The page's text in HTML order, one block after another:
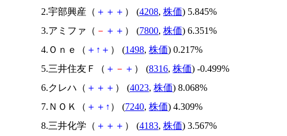
2.宇部興産（ ＋ ＋ ＋ ） (4208, 株価) 5.845%
3.アミファ（ － ＋ ＋ ） (7800, 株価) 6.351%
4.Ｏｎｅ（ ＋ ↑ ＋ ） (1498, 株価) 0.217%
5.三井住友Ｆ（ ＋ － ＋ ） (8316, 株価) -0.499%
6.クレハ（ ＋ ＋ ＋ ） (4023, 株価) 8.068%
7.ＮＯＫ（ ＋ ＋ ↑ ） (7240, 株価) 4.309%
8.三井化学（ ＋ ＋ ＋ ） (4183, 株価) 3.567%